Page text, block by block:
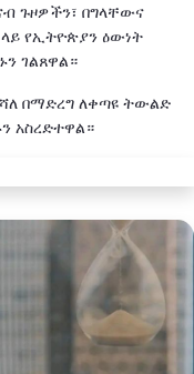
ጉዞዎችን፣ በግላቸውና
የኢትዮጵያን ዕውነት
ገልጸዋል።
በማድረግ ለቀጣዩ ትውልድ
አስረድተዋል።